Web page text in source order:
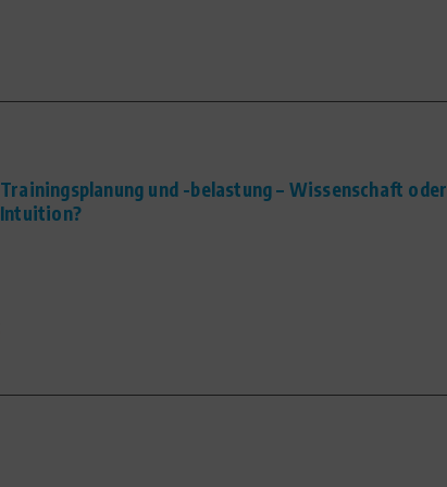
Trainingsplanung und -belastung – Wissenschaft oder
Intuition?